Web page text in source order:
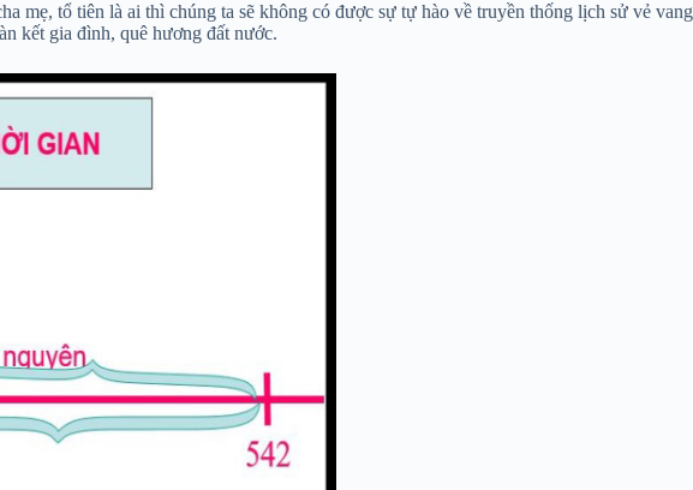
mẹ, tổ tiên là ai thì chúng ta sẽ không có được sự tự hào về truyền thống lịch sử vẻ vang
kết gia đình, quê hương đất nước.